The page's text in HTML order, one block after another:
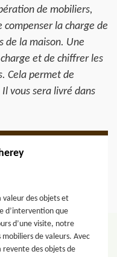
de mobiliers,
la charge de
de la maison. Une
et de chiffrer les
Cela permet de
vous sera livré dans
valeur des objets et
d’intervention que
d’une visite, notre
de valeurs. Avec
revente des objets de